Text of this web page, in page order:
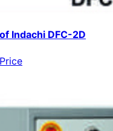
Indachi DFC-2D